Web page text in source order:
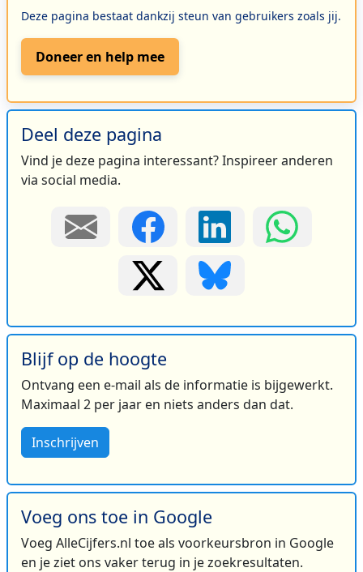
Deze pagina bestaat dankzij steun van gebruikers zoals jij.
Doneer en help mee
Deel deze pagina
Vind je deze pagina interessant? Inspireer anderen
via social media.
Blijf op de hoogte
Ontvang een e-mail als de informatie is bijgewerkt.
Maximaal 2 per jaar en niets anders dan dat.
Inschrijven
Voeg ons toe in Google
Voeg AlleCijfers.nl toe als voorkeursbron in Google
en je ziet ons vaker terug in je zoekresultaten.